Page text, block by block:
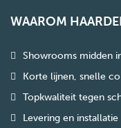
WAAROM
Showrooms midden
Korte lijnen, snelle
Topkwaliteit tegen
Levering en